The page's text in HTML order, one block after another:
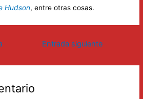
Hudson, entre otras cosas.
Entrada siguiente